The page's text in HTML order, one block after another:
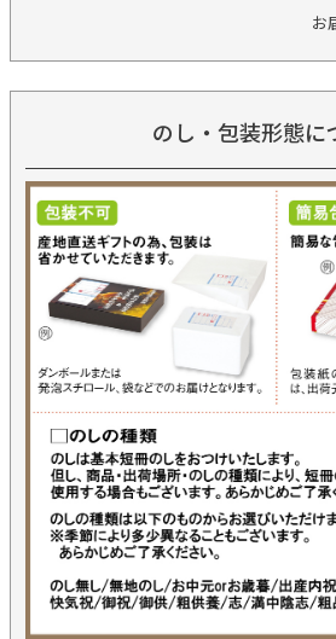
お
のし・包装形態に